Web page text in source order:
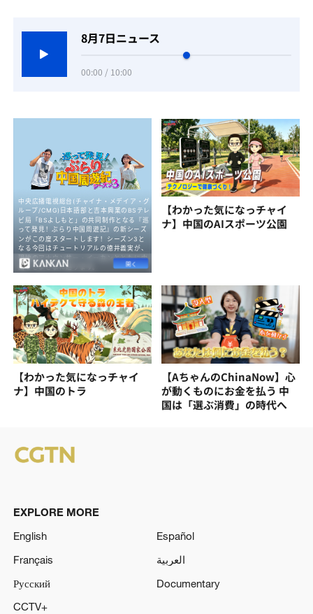
8月7日ニュース
00:00 / 10:00
【わかった気になっチャイ
ナ】中国のAIスポーツ公園
【わかった気になっチャイ
ナ】中国のトラ
【AちゃんのChinaNow】心
が動くものにお金を払う 中
国は「選ぶ消費」の時代へ
EXPLORE MORE
English
Español
Français
العربية
Русский
Documentary
CCTV+